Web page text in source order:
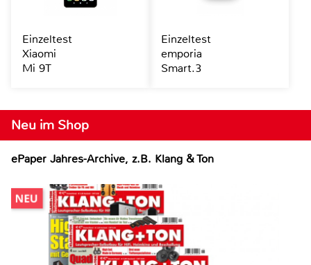
Neu im Shop
ePaper Jahres-Archive, z.B. Klang & Ton
Einzeltest
Xiaomi
Mi 9T
Einzeltest
emporia
Smart.3